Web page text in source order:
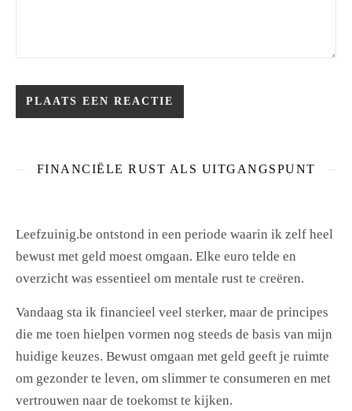
FINANCIËLE RUST ALS UITGANGSPUNT
Leefzuinig.be ontstond in een periode waarin ik zelf heel
bewust met geld moest omgaan. Elke euro telde en
overzicht was essentieel om mentale rust te creëren.
Vandaag sta ik financieel veel sterker, maar de principes
die me toen hielpen vormen nog steeds de basis van mijn
huidige keuzes. Bewust omgaan met geld geeft je ruimte
om gezonder te leven, om slimmer te consumeren en met
vertrouwen naar de toekomst te kijken.